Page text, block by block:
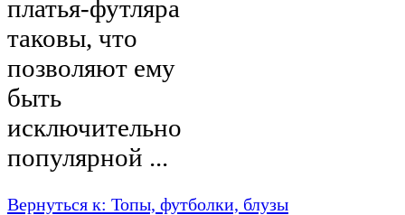
платья-футляра
таковы, что
позволяют ему
быть
исключительно
популярной ...
Вернуться к: Топы, футболки, блузы